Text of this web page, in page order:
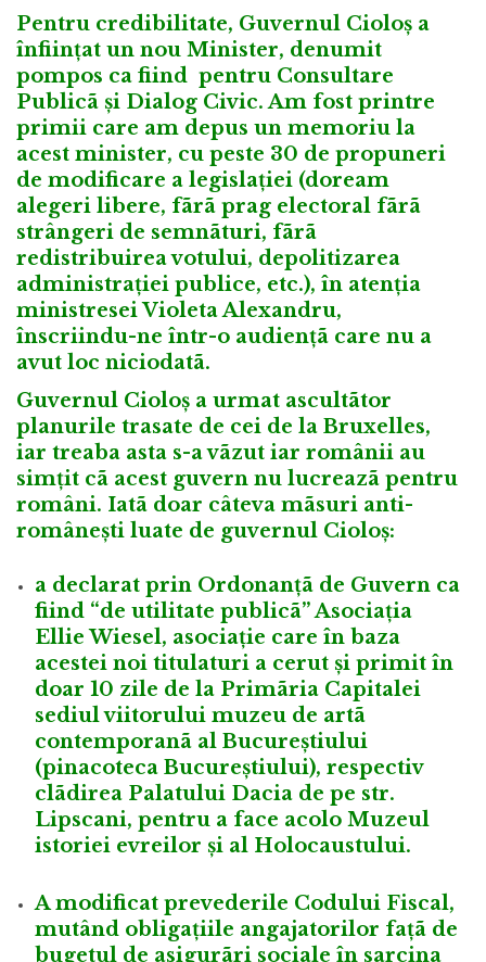
Pentru credibilitate, Guvernul Cioloș a
înființat un nou Minister, denumit
pompos ca fiind pentru Consultare
Publicã și Dialog Civic. Am fost printre
primii care am depus un memoriu la
acest minister, cu peste 30 de propuneri
de modificare a legislației (doream
alegeri libere, fãrã prag electoral fãrã
strângeri de semnãturi, fãrã
redistribuirea votului, depolitizarea
administrației publice, etc.), în atenția
ministresei Violeta Alexandru,
înscriindu-ne într-o audiențã care nu a
avut loc niciodatã.
Guvernul Cioloș a urmat ascultãtor
planurile trasate de cei de la Bruxelles,
iar treaba asta s-a vãzut iar românii au
simțit cã acest guvern nu lucreazã pentru
români. Iatã doar câteva mãsuri anti-
românești luate de guvernul Cioloș:
a declarat prin Ordonanțã de Guvern ca
fiind “de utilitate publicã” Asociația
Ellie Wiesel, asociație care în baza
acestei noi titulaturi a cerut și primit în
doar 10 zile de la Primãria Capitalei
sediul viitorului muzeu de artã
contemporanã al Bucureștiului
(pinacoteca Bucureștiului), respectiv
clãdirea Palatului Dacia de pe str.
Lipscani, pentru a face acolo Muzeul
istoriei evreilor și al Holocaustului.
A modificat prevederile Codului Fiscal,
mutând obligațiile angajatorilor fațã de
bugetul de asigurãri sociale în sarcina